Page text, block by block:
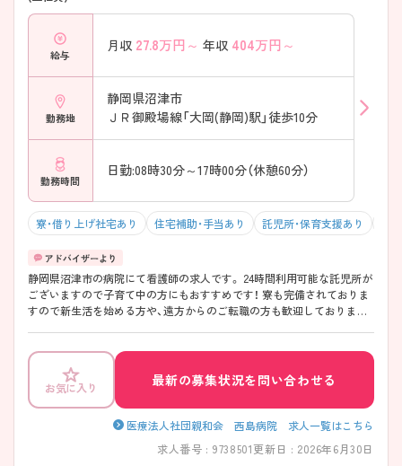
給与
月収 27.8万円～ 年収 404万円～
勤務地
静岡県沼津市
ＪＲ御殿場線「大岡(静岡)駅」徒歩10分
勤務時間
日勤:08時30分～17時00分（休憩60分）
寮・借り上げ社宅あり 住宅補助・手当あり 託児所・保育支援あり
静岡県沼津市の病院にて看護師の求人です。 24時間利用可能な託児所が
ございますので子育て中の方にもおすすめです！ 寮も完備されておりま
すので新生活を始める方や、遠方からのご転職の方も歓迎しております
お気に入り 最新の募集状況を問い合わせる
医療法人社団親和会 西島病院 求人一覧はこちら
求人番号 : 9738501更新日 : 2026年6月30日